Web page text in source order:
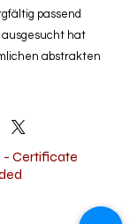
passend
ausgesucht hat
abstrakten
- Certificate